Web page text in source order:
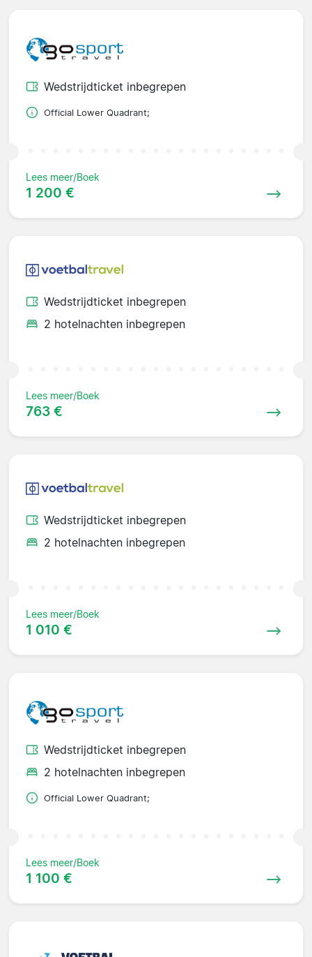
Wedstrijdticket inbegrepen
Official Lower Quadrant;
Lees meer/Boek
1 200 €
Wedstrijdticket inbegrepen
2 hotelnachten inbegrepen
Lees meer/Boek
763 €
Wedstrijdticket inbegrepen
2 hotelnachten inbegrepen
Lees meer/Boek
1 010 €
Wedstrijdticket inbegrepen
2 hotelnachten inbegrepen
Official Lower Quadrant;
Lees meer/Boek
1 100 €